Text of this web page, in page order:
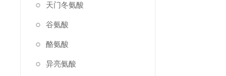
天门冬氨酸
谷氨酸
酪氨酸
异亮氨酸